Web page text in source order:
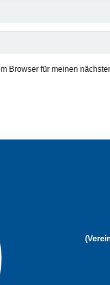
Browser für meinen